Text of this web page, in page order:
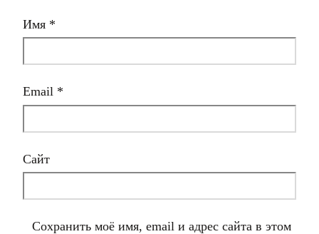
Имя *
Email *
Сайт
Сохранить моё имя, email и адрес сайта в этом